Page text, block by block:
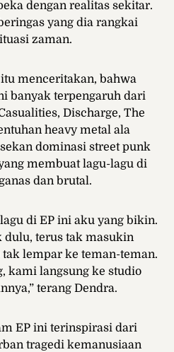
dengan realitas sekitar.
yang dia rangkai
zaman.
menceritakan, bahwa
banyak terpengaruh dari
Discharge, The
heavy metal ala
dominasi street punk
membuat lagu-lagu di
dan brutal.
di EP ini aku yang bikin.
terus tak masukin
lempar ke teman-teman.
kami langsung ke studio
terang Dendra.
EP ini terinspirasi dari
tragedi kemanusiaan